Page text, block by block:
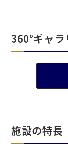
360°ギャラ
施設の特長